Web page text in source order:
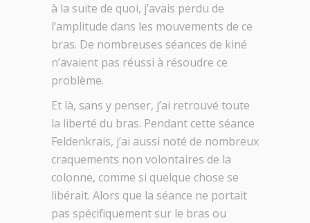
à la suite de quoi, j’avais perdu de
l’amplitude dans les mouvements de ce
bras. De nombreuses séances de kiné
n’avaient pas réussi à résoudre ce
problème.
Et là, sans y penser, j’ai retrouvé toute
la liberté du bras. Pendant cette séance
Feldenkrais, j’ai aussi noté de nombreux
craquements non volontaires de la
colonne, comme si quelque chose se
libérait. Alors que la séance ne portait
pas spécifiquement sur le bras ou